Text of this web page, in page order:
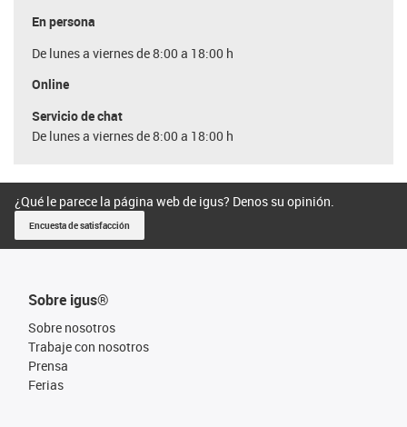
En persona
De lunes a viernes de 8:00 a 18:00 h
Online
Servicio de chat
De lunes a viernes de 8:00 a 18:00 h
¿Qué le parece la página web de igus? Denos su opinión.
Encuesta de satisfacción
Sobre igus®
Sobre nosotros
Trabaje con nosotros
Prensa
Ferias